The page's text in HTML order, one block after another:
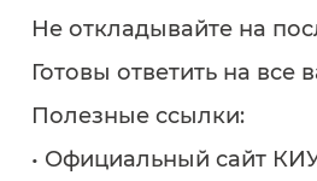
Не откладывайте на
Готовы ответить на
Полезные ссылки:
• Официальный сайт